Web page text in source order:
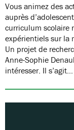
Vous animez des
auprès
curriculum scolaire
expérientiels sur la
Un projet de
Anne-Sophie
intéresser. Il s’agit…